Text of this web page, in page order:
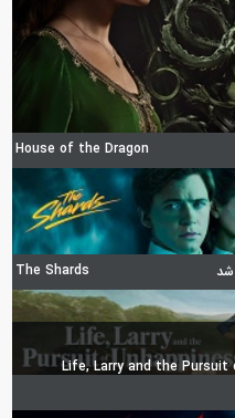
House of the Dragon
The Shards
Life, Larry and the